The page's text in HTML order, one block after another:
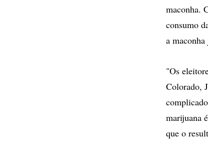
maconha.
consumo
a
"Os
Colorado,
marijuana
que o